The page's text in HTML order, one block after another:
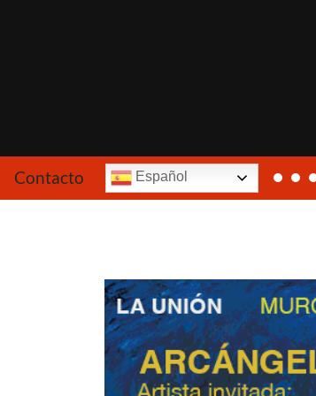
Contacto Español